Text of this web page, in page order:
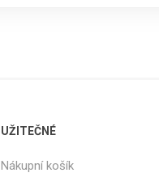
UŽITEČNÉ
Nákupní košík